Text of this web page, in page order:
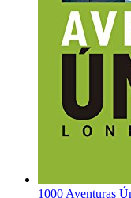
1000 Aventuras